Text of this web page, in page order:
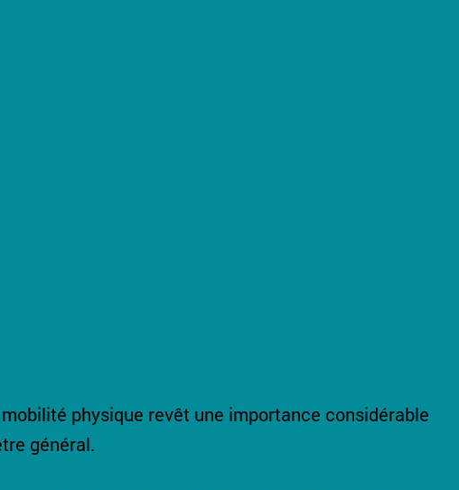
physique revêt une importance considérable
général.